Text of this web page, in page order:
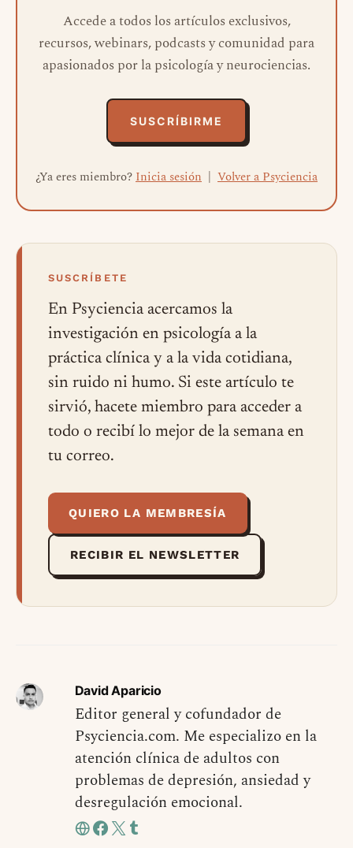
Accede a todos los artículos exclusivos,
recursos, webinars, podcasts y comunidad para
apasionados por la psicología y neurociencias.
SUSCRÍBIRME
¿Ya eres miembro? Inicia sesión | Volver a Psyciencia
SUSCRÍBETE
En Psyciencia acercamos la
investigación en psicología a la
práctica clínica y a la vida cotidiana,
sin ruido ni humo. Si este artículo te
sirvió, hacete miembro para acceder a
todo o recibí lo mejor de la semana en
tu correo.
QUIERO LA MEMBRESÍA
RECIBIR EL NEWSLETTER
David Aparicio
Editor general y cofundador de
Psyciencia.com. Me especializo en la
atención clínica de adultos con
problemas de depresión, ansiedad y
desregulación emocional.